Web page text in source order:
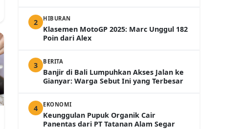
2
HIBURAN
Klasemen MotoGP 2025: Marc Unggul 182
Poin dari Alex
3 BERITA
Banjir di Bali Lumpuhkan Akses Jalan ke
Gianyar: Warga Sebut Ini yang Terbesar
4 EKONOMI
Keunggulan Pupuk Organik Cair
Panentas dari PT Tatanan Alam Segar